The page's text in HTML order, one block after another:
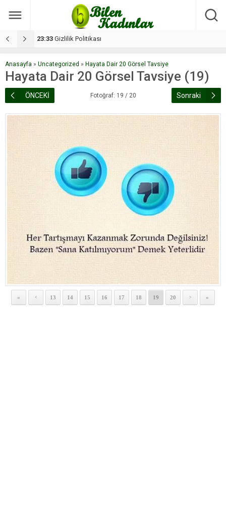
17:08 Dilan, düğününe 5 gün kala hayatını kaybetti
Anasayfa » Uncategorized » Hayata Dair 20 Görsel Tavsiye
Hayata Dair 20 Görsel Tavsiye (19)
ÖNCEKİ Fotoğraf: 19 / 20 Sonraki
« < 13 14 15 16 17 18 19 20 > »